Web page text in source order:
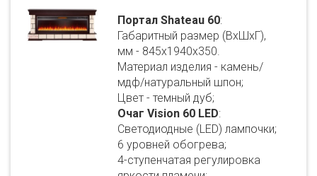
Портал Shateau 60:
Габаритный размер (ВхШхГ),
мм - 845х1940х350.
Материал изделия - камень/
мдф/натуральный шпон;
Цвет - темный дуб;
Очаг Vision 60 LED:
Светодиодные (LED) лампочки;
6 уровней обогрева;
4-ступенчатая регулировка